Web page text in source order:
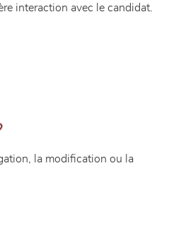
interaction avec le candidat.
la modification ou la